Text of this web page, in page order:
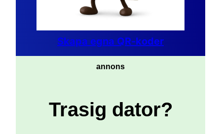
Skapa egna QR-koder
annons
Trasig dator?